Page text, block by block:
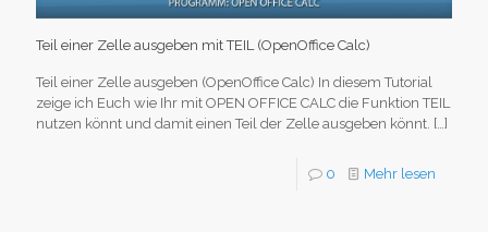
Teil einer Zelle ausgeben mit TEIL (OpenOffice Calc)
Teil einer Zelle ausgeben (OpenOffice Calc) In diesem Tutorial
zeige ich Euch wie Ihr mit OPEN OFFICE CALC die Funktion TEIL
nutzen könnt und damit einen Teil der Zelle ausgeben könnt. […]
0 Mehr lesen